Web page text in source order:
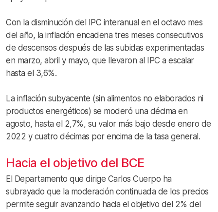
Con la disminución del IPC interanual en el octavo mes
del año, la inflación encadena tres meses consecutivos
de descensos después de las subidas experimentadas
en marzo, abril y mayo, que llevaron al IPC a escalar
hasta el 3,6%.
La inflación subyacente (sin alimentos no elaborados ni
productos energéticos) se moderó una décima en
agosto, hasta el 2,7%, su valor más bajo desde enero de
2022 y cuatro décimas por encima de la tasa general.
Hacia el objetivo del BCE
El Departamento que dirige Carlos Cuerpo ha
subrayado que la moderación continuada de los precios
permite seguir avanzando hacia el objetivo del 2% del